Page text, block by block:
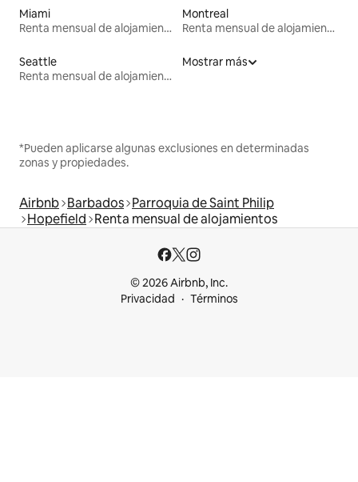
Miami
Renta mensual de alojamientos
Montreal
Renta mensual de alojamientos
Seattle
Renta mensual de alojamientos
Mostrar más
*Pueden aplicarse algunas exclusiones en determinadas
zonas y propiedades.
Airbnb Barbados Parroquia de Saint Philip
Hopefield Renta mensual de alojamientos
© 2026 Airbnb, Inc.
Privacidad
Términos